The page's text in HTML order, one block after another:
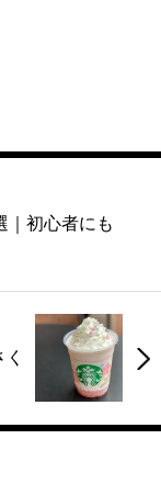
｜初心者にも